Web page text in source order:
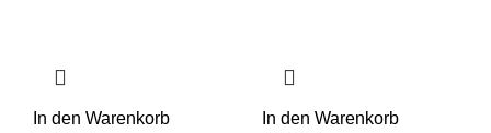
In den Warenkorb In den Warenkorb